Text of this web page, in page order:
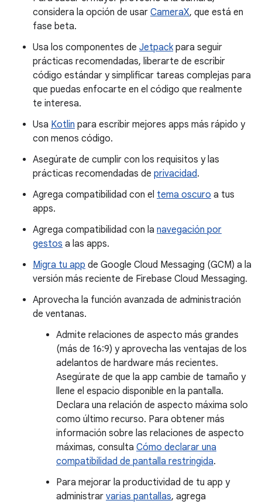
considera la opción de usar CameraX, que está en
fase beta.
Usa los componentes de Jetpackpara seguir
prácticas recomendadas, liberarte de escribir
código estándar y simplificar tareas complejas para
que puedas enfocarte en el código que realmente
te interesa.
Usa Kotlin para escribir mejores apps más rápido y
con menos código.
Asegúrate de cumplir con los requisitos y las
prácticas recomendadas de privacidad.
Agrega compatibilidad con el tema oscuro a tus
apps.
Agrega compatibilidad con la navegación por
gestos a las apps.
Migra tu app de Google Cloud Messaging (GCM) a la
versión más reciente de Firebase Cloud Messaging.
Aprovecha la función avanzada de administración
de ventanas.
Admite relaciones de aspecto más grandes
(más de 16:9) y aprovecha las ventajas de los
adelantos de hardware más recientes.
Asegúrate de que la app cambie de tamaño y
llene el espacio disponible en la pantalla.
Declara una relación de aspecto máxima solo
como último recurso. Para obtener más
información sobre las relaciones de aspecto
máximas, consulta Cómo declarar una
compatibilidad de pantalla restringida.
Para mejorar la productividad de tu app y
administrar varias pantallas, agrega